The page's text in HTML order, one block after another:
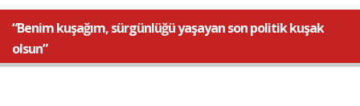
“Benim kuşağım, sürgünlüğü yaşayan son politik kuşak
olsun”